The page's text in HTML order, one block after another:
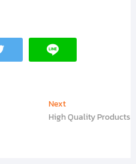
Next
post:
High Quality Products